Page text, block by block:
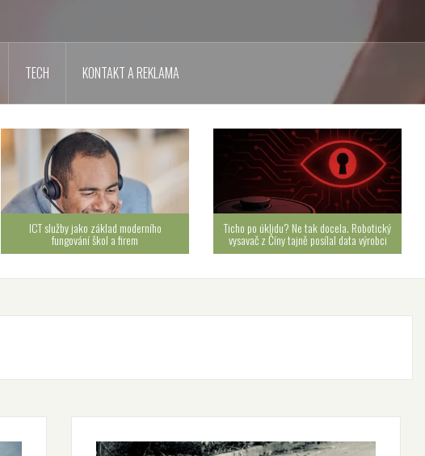
TECH KONTAKT A REKLAMA
ICT služby jako základ moderního
fungování škol a firem
Ticho po úklidu? Ne tak docela. Robotický
vysavač z Číny tajně posílal data výrobci